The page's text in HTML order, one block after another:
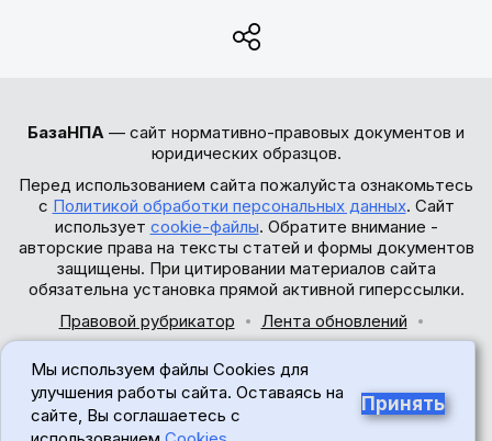
БазаНПА — сайт нормативно-правовых документов и
юридических образцов.
Перед использованием сайта пожалуйста ознакомьтесь
с Политикой обработки персональных данных. Сайт
использует cookie-файлы. Обратите внимание -
авторские права на тексты статей и формы документов
защищены. При цитировании материалов сайта
обязательна установка прямой активной гиперссылки.
Правовой рубрикатор
Лента обновлений
© 2017-2026
18+
Мы используем файлы Cookies для
улучшения работы сайта. Оставаясь на
сайте, Вы соглашаетесь с
Принять